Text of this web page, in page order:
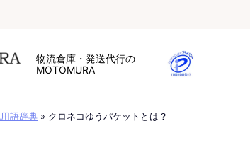
物流倉庫・発送代行の
MOTOMURA
語辞典 » クロネコゆうパケットとは？